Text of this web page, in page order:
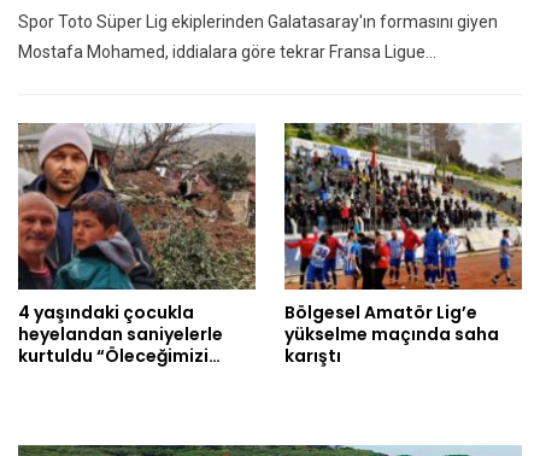
Spor Toto Süper Lig ekiplerinden Galatasaray'ın formasını giyen
Mostafa Mohamed, iddialara göre tekrar Fransa Ligue…
4 yaşındaki çocukla
heyelandan saniyelerle
kurtuldu “Öleceğimizi…
Bölgesel Amatör Lig’e
yükselme maçında saha
karıştı